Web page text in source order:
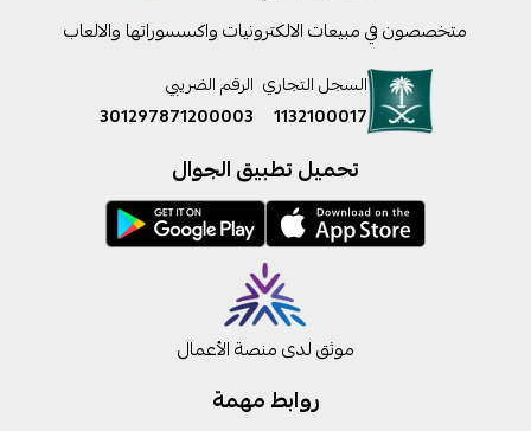
روابط مهمة
متخصصون في مبيعات الالكترونيات واكسسوراتها والالعاب
السجل التجاري
1132100017
الرقم الضريبي
301297871200003
تحميل تطبيق الجوال
موثق لدى منصة الأعمال